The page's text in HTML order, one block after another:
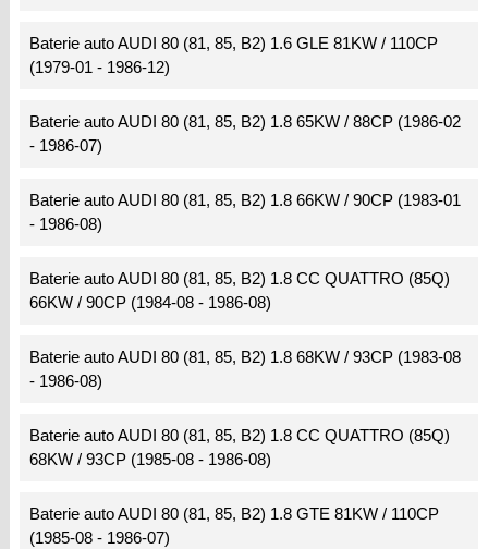
Baterie auto AUDI 80 (81, 85, B2) 1.6 GLE 81KW / 110CP
(1979-01 - 1986-12)
Baterie auto AUDI 80 (81, 85, B2) 1.8 65KW / 88CP (1986-02
- 1986-07)
Baterie auto AUDI 80 (81, 85, B2) 1.8 66KW / 90CP (1983-01
- 1986-08)
Baterie auto AUDI 80 (81, 85, B2) 1.8 CC QUATTRO (85Q)
66KW / 90CP (1984-08 - 1986-08)
Baterie auto AUDI 80 (81, 85, B2) 1.8 68KW / 93CP (1983-08
- 1986-08)
Baterie auto AUDI 80 (81, 85, B2) 1.8 CC QUATTRO (85Q)
68KW / 93CP (1985-08 - 1986-08)
Baterie auto AUDI 80 (81, 85, B2) 1.8 GTE 81KW / 110CP
(1985-08 - 1986-07)